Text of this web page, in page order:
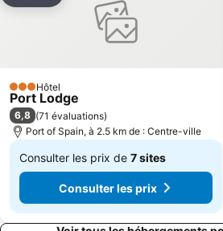
3 Étoiles
Hôtel
Port Lodge
6,8 (71 évaluations)
Port of Spain, à 2.5 km de : Centre-ville
Consulter les prix de 7 sites
De
52 € Consulter les prix